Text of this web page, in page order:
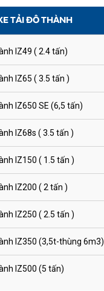
TẢI ĐÔ THÀNH
IZ49 ( 2.4 tấn)
IZ65 ( 3.5 tấn )
IZ650 SE (6,5 tấn)
IZ68s ( 3.5 tấn )
IZ150 ( 1.5 tấn )
IZ200 ( 2 tấn )
IZ250 ( 2.5 tấn )
IZ350 (3,5t-thùng 6m3)
IZ500 (5 tấn)